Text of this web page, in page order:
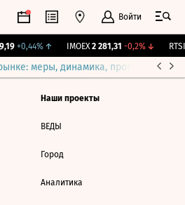
Войти
+0,44%↑ IMOEX 2 281,31 -0,2%↓ RTSI
меры, динамика, прогнозы
Наши проекты
ВЕДЫ
Город
Аналитика